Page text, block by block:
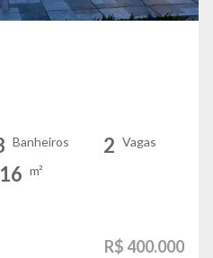
Banheiros 2 Vagas
m²
R$ 400.000